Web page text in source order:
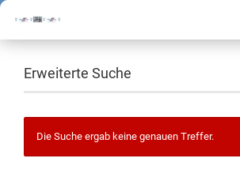
Erweiterte Suche
Die Suche ergab keine genauen Treffer.